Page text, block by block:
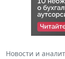
Новости и